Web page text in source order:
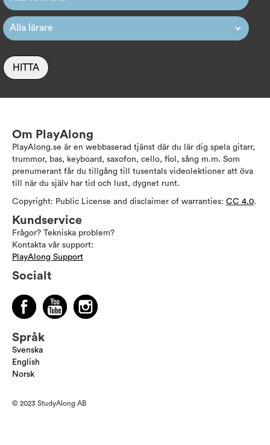
HITTA
Om PlayAlong
PlayAlong.se är en webbaserad tjänst där du lär dig spela gitarr,
trummor, bas, keyboard, saxofon, cello, fiol, sång m.m. Som
prenumerant får du tillgång till tusentals videolektioner att öva
till när du själv har tid och lust, dygnet runt.
Copyright: Public License and disclaimer of warranties: CC 4.0.
Kundservice
Frågor? Tekniska problem?
Kontakta vår support:
PlayAlong Support
Socialt
Språk
Svenska
English
Norsk
© 2023 StudyAlong AB